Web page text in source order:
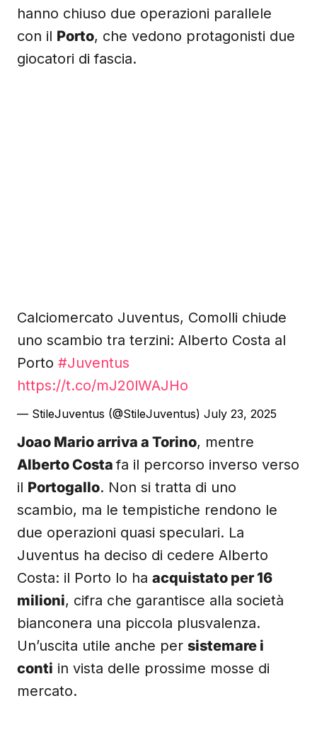
hanno chiuso due operazioni parallele
con il Porto, che vedono protagonisti due
giocatori di fascia.
Calciomercato Juventus, Comolli chiude
uno scambio tra terzini: Alberto Costa al
Porto #Juventus
https://t.co/mJ20lWAJHo
— StileJuventus (@StileJuventus) July 23, 2025
Joao Mario arriva a Torino, mentre
Alberto Costafa il percorso inverso verso
il Portogallo. Non si tratta di uno
scambio, ma le tempistiche rendono le
due operazioni quasi speculari. La
Juventus ha deciso di cedere Alberto
Costa: il Porto lo ha acquistato per 16
milioni, cifra che garantisce alla società
bianconera una piccola plusvalenza.
Un’uscita utile anche per sistemare i
conti in vista delle prossime mosse di
mercato.